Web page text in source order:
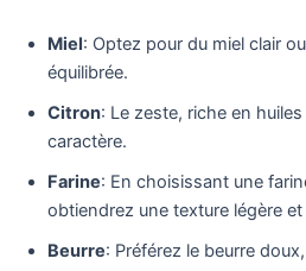
Miel: Optez pour du miel clair
équilibrée.
Citron: Le zeste, riche en
caractère.
Farine: En choisissant une
obtiendrez une texture légère et
Beurre: Préférez le beurre